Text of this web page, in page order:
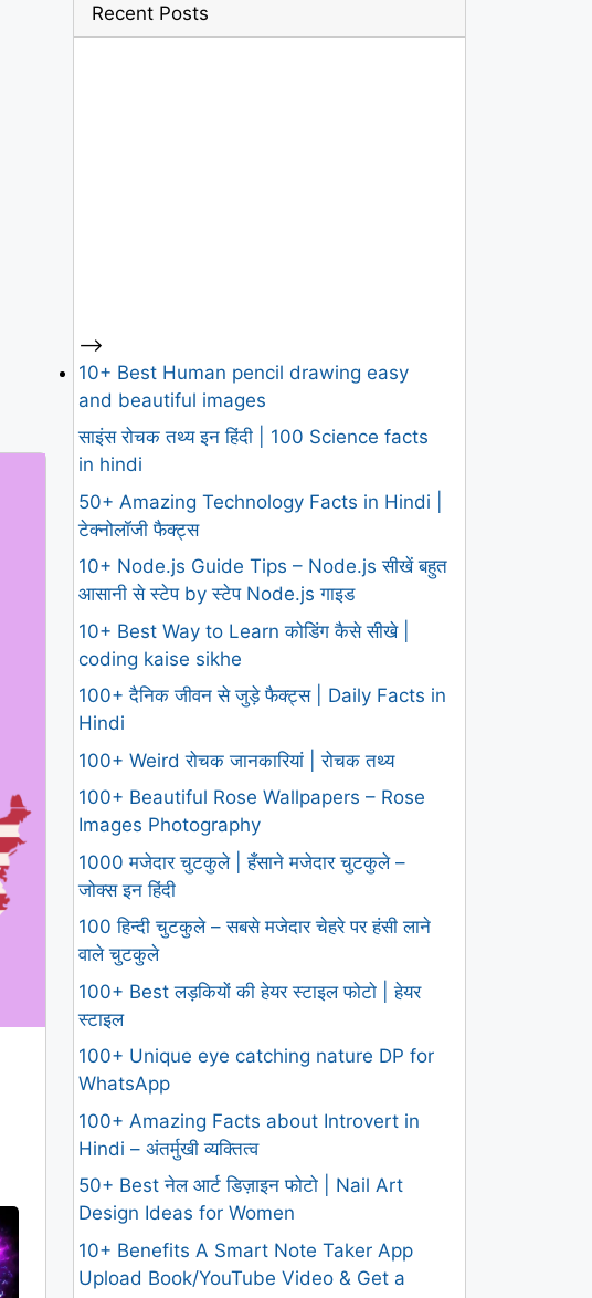
Recent Posts
-->
10+ Best Human pencil drawing easy
and beautiful images
साइंस रोचक तथ्य इन हिंदी | 100 Science facts
in hindi
50+ Amazing Technology Facts in Hindi |
टेक्नोलॉजी फैक्ट्स
10+ Node.js Guide Tips – Node.js सीखें बहुत
आसानी से स्टेप by स्टेप Node.js गाइड
10+ Best Way to Learn कोडिंग कैसे सीखे |
coding kaise sikhe
100+ दैनिक जीवन से जुड़े फैक्ट्स | Daily Facts in
Hindi
100+ Weird रोचक जानकारियां | रोचक तथ्य
100+ Beautiful Rose Wallpapers – Rose
Images Photography
1000 मजेदार चुटकुले | हँसाने मजेदार चुटकुले –
जोक्स इन हिंदी
100 हिन्दी चुटकुले – सबसे मजेदार चेहरे पर हंसी लाने
वाले चुटकुले
100+ Best लड़कियों की हेयर स्टाइल फोटो | हेयर
स्टाइल
100+ Unique eye catching nature DP for
WhatsApp
100+ Amazing Facts about Introvert in
Hindi – अंतर्मुखी व्यक्तित्व
50+ Best नेल आर्ट डिज़ाइन फोटो | Nail Art
Design Ideas for Women
10+ Benefits A Smart Note Taker App
Upload Book/YouTube Video & Get a